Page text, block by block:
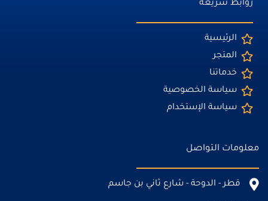
روابط سريعة
الرئيسية
المتجر
خدماتنا
سياسة الخصوصية
سياسة الإستخدام
معلومات التواصل
قطر - الدوحة - شارع ثاني بن جاسم